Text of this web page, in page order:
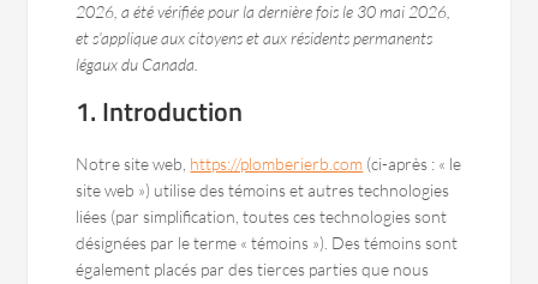
2026, a été vérifiée pour la dernière fois le 30 mai 2026,
et s’applique aux citoyens et aux résidents permanents
légaux du Canada.
1. Introduction
Notre site web, https://plomberierb.com (ci-après : « le
site web ») utilise des témoins et autres technologies
liées (par simplification, toutes ces technologies sont
désignées par le terme « témoins »). Des témoins sont
également placés par des tierces parties que nous